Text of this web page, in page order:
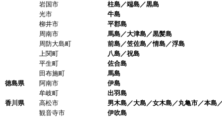
岩国市
柱島／端島／黒島
光市
牛島
柳井市
平郡島
周南市
馬島／大津島／黒髪島
周防大島町
前島／笠佐島／情島／浮島
上関町
八島／祝島
平生町
佐合島
田布施町
馬島
徳島県
阿南市
伊島
牟岐町
出羽島
香川県
高松市
男木島／大島／女木島／丸亀市／本島
観音寺市
伊吹島